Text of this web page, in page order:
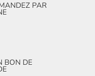
PAR
BON DE